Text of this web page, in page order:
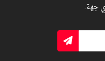
جهة.